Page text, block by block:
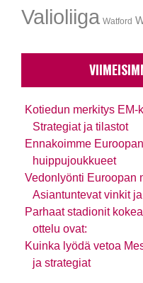
Valioliiga Watford
Kotiedun merkitys
Strategiat ja tilastot
Ennakoimme
huippujoukkueet
Vedonlyönti Euroopan
Asiantuntevat vinkit
Parhaat stadionit
ottelu ovat:
Kuinka lyödä vetoa
ja strategiat